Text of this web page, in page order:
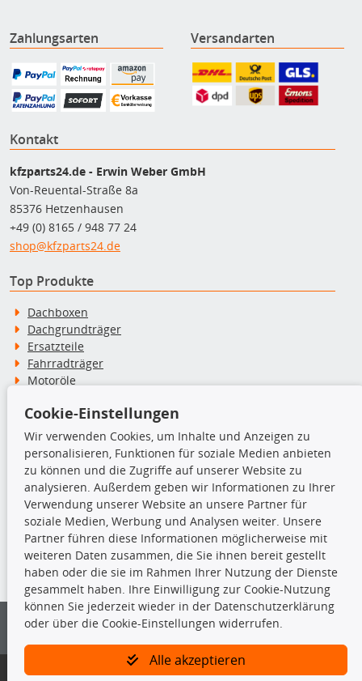
Zahlungsarten Versandarten
Kontakt
kfzparts24.de - Erwin Weber GmbH
Von-Reuental-Straße 8a
85376 Hetzenhausen
+49 (0) 8165 / 948 77 24
shop@kfzparts24.de
Top Produkte
Dachboxen
Dachgrundträger
Ersatzteile
Fahrradträger
Motoröle
Schneeketten
TecDoc Inside
Die hier angezeigten Daten insbesondere die gesamte Datenbank dürfen
nicht kopiert werden.
Es ist zu unterlassen, die Daten oder die gesamte Datenbank ohne
vorherige Zustimmung von TecDoc zu vervielfältigen, zu verbreiten
und/oder diese Handlungen durch Dritte ausführen zu lassen. Ein
Bitte prüfen Sie, ob das über unseren Onlineshop identifizierte Ersatzteil
Cookie-Einstellungen
Wir verwenden Cookies, um Inhalte und Anzeigen zu
personalisieren, Funktionen für soziale Medien anbieten
zu können und die Zugriffe auf unserer Website zu
analysieren. Außerdem geben wir Informationen zu Ihrer
Verwendung unserer Website an unsere Partner für
soziale Medien, Werbung und Analysen weiter. Unsere
Partner führen diese Informationen möglicherweise mit
weiteren Daten zusammen, die Sie ihnen bereit gestellt
haben oder die sie im Rahmen Ihrer Nutzung der Dienste
gesammelt haben. Ihre Einwilligung zur Cookie-Nutzung
können Sie jederzeit wieder in der Datenschutzerklärung
oder über die Cookie-Einstellungen widerrufen.
Alle akzeptieren